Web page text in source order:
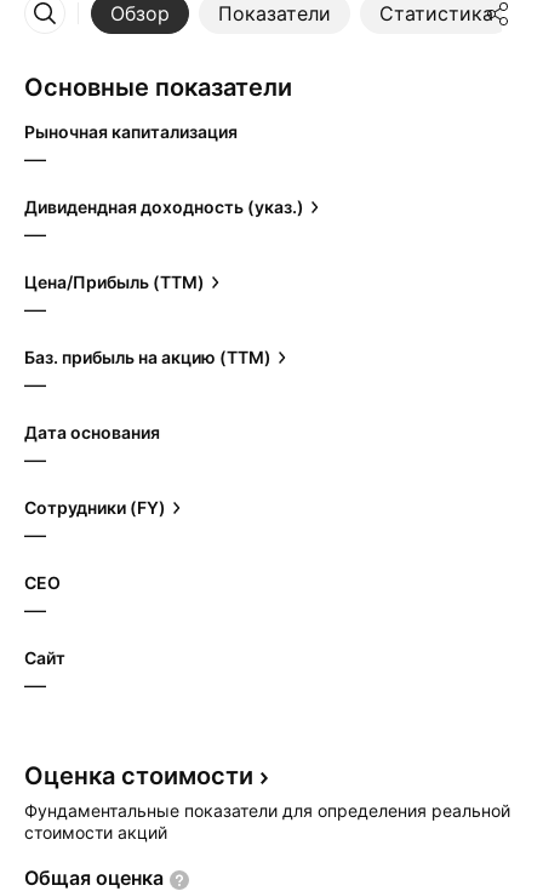
Обзор Показатели Статистика
Ещё
Основные показатели
Рыночная капитализация
—
Дивидендная доходность (указ.)
—
Цена/Прибыль (TTM)
—
Баз. прибыль на акцию (TTM)
—
Дата основания
—
Сотрудники (FY)
—
CEO
—
Сайт
—
Оценка стоимости
Фундаментальные показатели для определения реальной
стоимости акций
Общая оценка